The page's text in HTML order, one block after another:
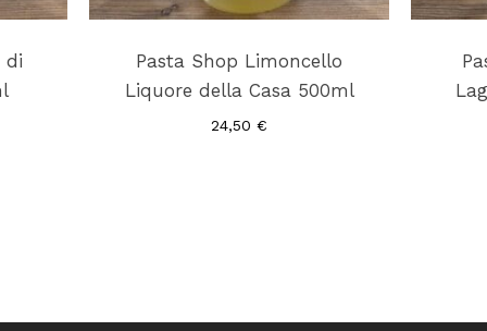
di
Pasta Shop Limoncello
Liquore della Casa 500ml
24,50 €